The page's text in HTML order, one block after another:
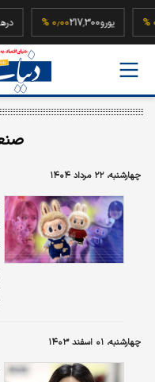
% یورو217,300۰٫۰۰ %
چهارشنبه، ۲۲ مرداد ۱۴۰۴
چهارشنبه، ۰۱ اسفند ۱۴۰۳